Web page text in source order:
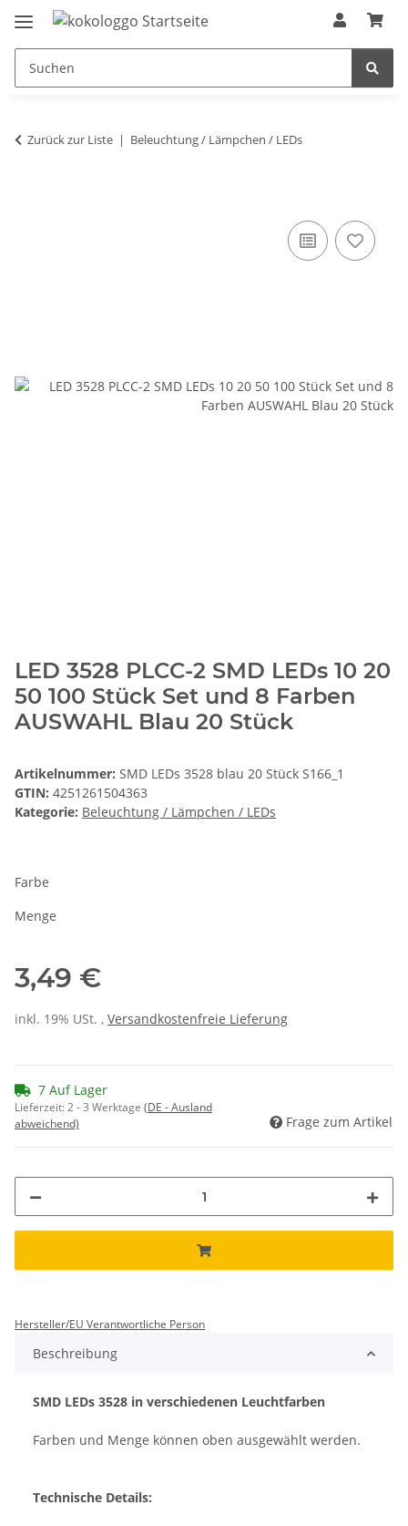
Zurück zur Liste Beleuchtung / Lämpchen / LEDs
LED 3528 PLCC-2 SMD LEDs 10 20
50 100 Stück Set und 8 Farben
AUSWAHL Blau 20 Stück
Artikelnummer: SMD LEDs 3528 blau 20 Stück S166_1
GTIN: 4251261504363
Kategorie: Beleuchtung / Lämpchen / LEDs
Farbe
Menge
3,49 €
inkl. 19% USt. , Versandkostenfreie Lieferung
7 Auf Lager
Lieferzeit:2 - 3 Werktage (DE - Ausland
abweichend)
Frage zum Artikel
Hersteller/EU Verantwortliche Person
Beschreibung
SMD LEDs 3528 in verschiedenen Leuchtfarben
Farben und Menge können oben ausgewählt werden.
Technische Details: